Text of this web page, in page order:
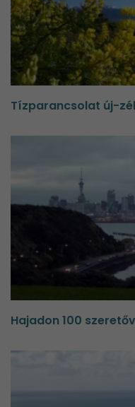
Tízparancsolat új-
Hajadon 100